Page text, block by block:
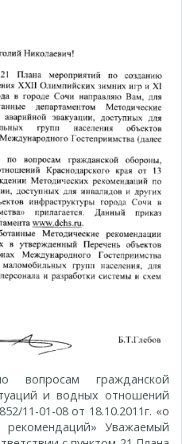
вопросам гражданской
и водных отношений
11-01-08 от 18.10.2011г. «о
рекомендаций» Уважаемый